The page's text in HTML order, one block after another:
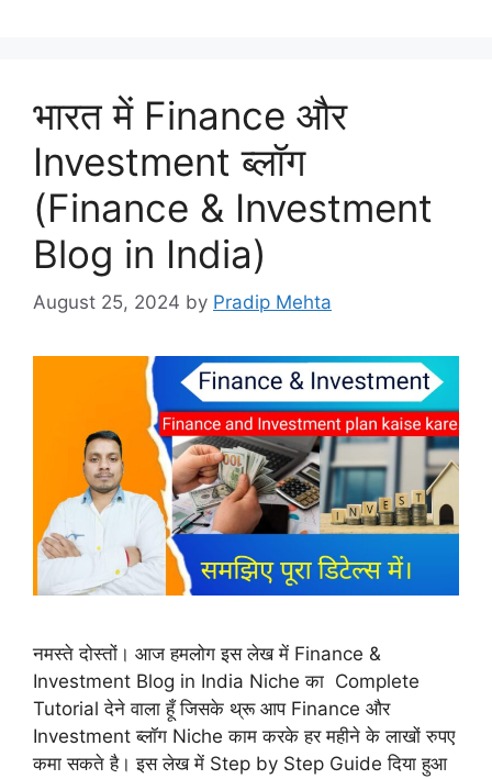
भारत में Finance और
Investment ब्लॉग
(Finance & Investment
Blog in India)
August 25, 2024 by Pradip Mehta
नमस्ते दोस्तों। आज हमलोग इस लेख में Finance &
Investment Blog in India Niche का Complete
Tutorial देने वाला हूँ जिसके थ्रू आप Finance और
Investment ब्लॉग Niche काम करके हर महीने के लाखों रुपए
कमा सकते है। इस लेख में Step by Step Guide दिया हुआ